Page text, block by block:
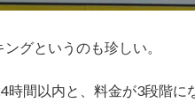
グというのも珍しい。
時間以内と、料金が3段階に